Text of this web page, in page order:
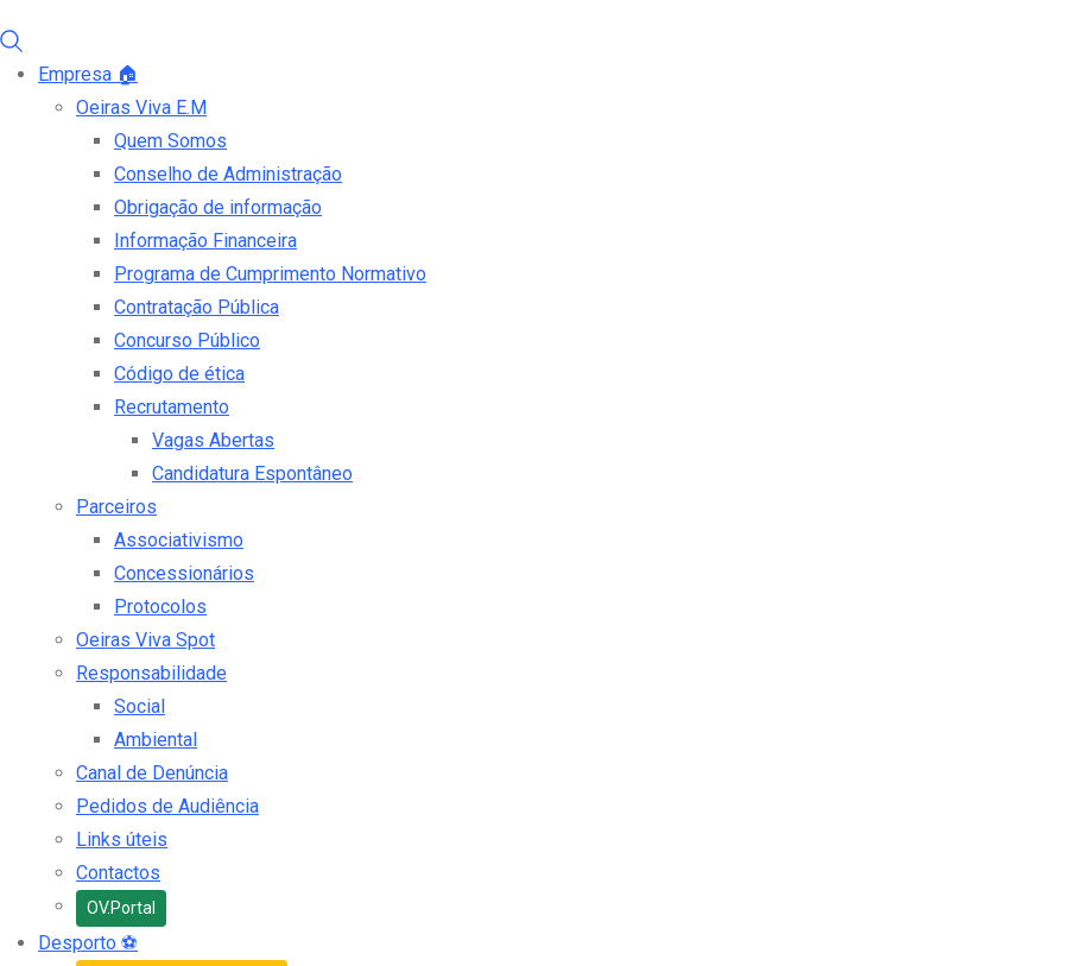
Empresa 🏠
Oeiras Viva E.M
Quem Somos
Conselho de Administração
Obrigação de informação
Informação Financeira
Programa de Cumprimento Normativo
Contratação Pública
Concurso Público
Código de ética
Recrutamento
Vagas Abertas
Candidatura Espontâneo
Parceiros
Associativismo
Concessionários
Protocolos
Oeiras Viva Spot
Responsabilidade
Social
Ambiental
Canal de Denúncia
Pedidos de Audiência
Links úteis
Contactos
OV.Portal
Desporto ⚽